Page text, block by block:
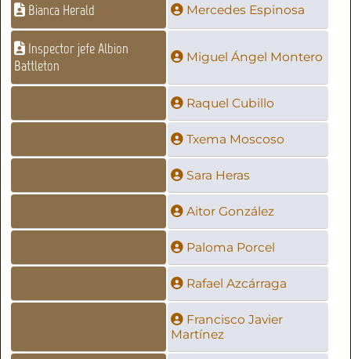
Bianca Herald Mercedes Espinosa
Inspector jefe Albion
Battleton
Miguel Ángel Montero
Raquel Cubillo
Txema Moscoso
Sara Heras
Aitor González
Paloma Porcel
Rafael Azcárraga
Francisco Javier
Martínez